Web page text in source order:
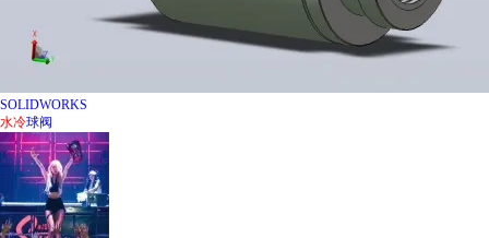
SOLIDWORKS
水冷球阀